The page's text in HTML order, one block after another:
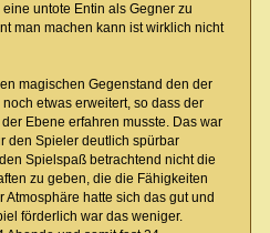
untote Entin als Gegner zu
man machen kann ist wirklich nicht
magischen Gegenstand den der
etwas erweitert, so dass der
Ebene erfahren musste. Das war
den Spieler deutlich spürbar
Spielspaß betrachtend nicht die
zu geben, die die Fähigkeiten
hatte sich das gut und
förderlich war das weniger.